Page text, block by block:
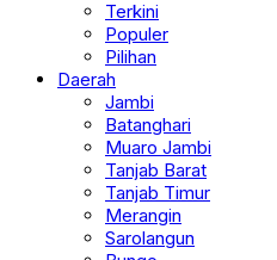
Terkini
Populer
Pilihan
Daerah
Jambi
Batanghari
Muaro Jambi
Tanjab Barat
Tanjab Timur
Merangin
Sarolangun